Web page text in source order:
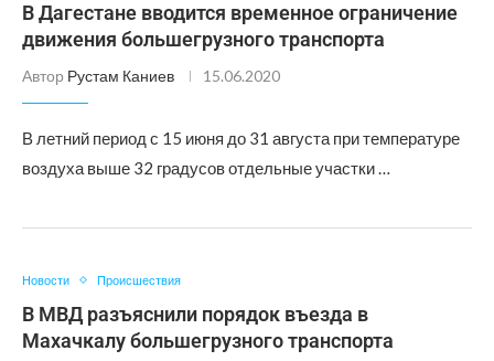
В Дагестане вводится временное ограничение
движения большегрузного транспорта
Автор Рустам Каниев 15.06.2020
В летний период с 15 июня до 31 августа при температуре
воздуха выше 32 градусов отдельные участки …
Новости Происшествия
В МВД разъяснили порядок въезда в
Махачкалу большегрузного транспорта